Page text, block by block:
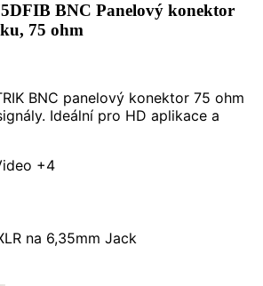
BNC Panelový konektor
75 ohm
BNC panelový konektor 75 ohm
Ideální pro HD aplikace a
+4
na 6,35mm Jack